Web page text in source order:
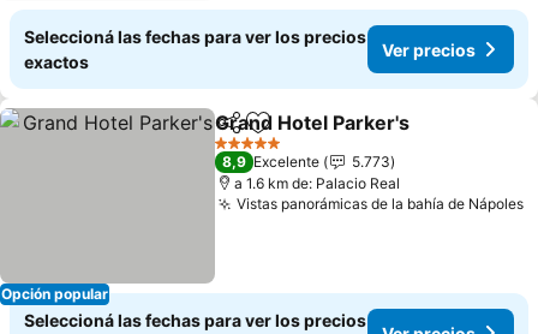
Seleccioná las fechas para ver los precios
exactos
Ver precios
Opción popular
CompartirAñadir a favoritos
Grand Hotel Parker's
5 Estrellas
8,9 Excelente
5.773
a 1.6 km de: Palacio Real
Vistas panorámicas de la bahía de Nápoles
Seleccioná las fechas para ver los precios